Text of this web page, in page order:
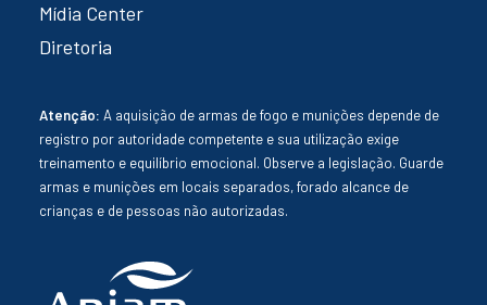
Mídia Center
Diretoria
Atenção: A aquisição de armas de fogo e munições depende de
registro por autoridade competente e sua utilização exige
treinamento e equilíbrio emocional. Observe a legislação. Guarde
armas e munições em locais separados, forado alcance de
crianças e de pessoas não autorizadas.